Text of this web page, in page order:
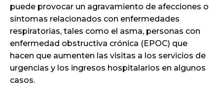
puede provocar un agravamiento de afecciones o
síntomas relacionados con enfermedades
respiratorias, tales como el asma, personas con
enfermedad obstructiva crónica (EPOC) que
hacen que aumenten las visitas a los servicios de
urgencias y los ingresos hospitalarios en algunos
casos.